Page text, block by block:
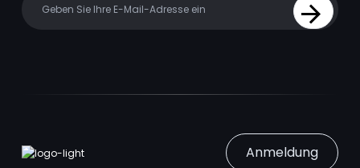
Sign Up
Anmeldung